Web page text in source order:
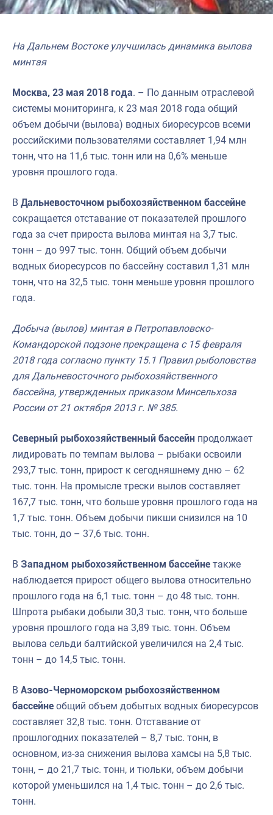
На Дальнем Востоке улучшилась динамика вылова
минтая
Москва, 23 мая 2018 года. – По данным отраслевой
системы мониторинга, к 23 мая 2018 года общий
объем добычи (вылова) водных биоресурсов всеми
российскими пользователями составляет 1,94 млн
тонн, что на 11,6 тыс. тонн или на 0,6% меньше
уровня прошлого года.
В Дальневосточном рыбохозяйственном бассейне
сокращается отставание от показателей прошлого
года за счет прироста вылова минтая на 3,7 тыс.
тонн – до 997 тыс. тонн. Общий объем добычи
водных биоресурсов по бассейну составил 1,31 млн
тонн, что на 32,5 тыс. тонн меньше уровня прошлого
года.
Добыча (вылов) минтая в Петропавловско-
Командорской подзоне прекращена с 15 февраля
2018 года согласно пункту 15.1 Правил рыболовства
для Дальневосточного рыбохозяйственного
бассейна, утвержденных приказом Минсельхоза
России от 21 октября 2013 г. № 385.
Северный рыбохозяйственный бассейн продолжает
лидировать по темпам вылова – рыбаки освоили
293,7 тыс. тонн, прирост к сегодняшнему дню – 62
тыс. тонн. На промысле трески вылов составляет
167,7 тыс. тонн, что больше уровня прошлого года на
1,7 тыс. тонн. Объем добычи пикши снизился на 10
тыс. тонн, до – 37,6 тыс. тонн.
В Западном рыбохозяйственном бассейне также
наблюдается прирост общего вылова относительно
прошлого года на 6,1 тыс. тонн – до 48 тыс. тонн.
Шпрота рыбаки добыли 30,3 тыс. тонн, что больше
уровня прошлого года на 3,89 тыс. тонн. Объем
вылова сельди балтийской увеличился на 2,4 тыс.
тонн – до 14,5 тыс. тонн.
В Азово-Черноморском рыбохозяйственном
бассейне общий объем добытых водных биоресурсов
составляет 32,8 тыс. тонн. Отставание от
прошлогодних показателей – 8,7 тыс. тонн, в
основном, из-за снижения вылова хамсы на 5,8 тыс.
тонн, – до 21,7 тыс. тонн, и тюльки, объем добычи
которой уменьшился на 1,4 тыс. тонн – до 2,6 тыс.
тонн.